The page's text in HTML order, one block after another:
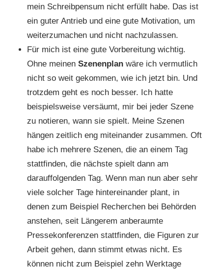
mein Schreibpensum nicht erfüllt habe. Das ist
ein guter Antrieb und eine gute Motivation, um
weiterzumachen und nicht nachzulassen.
Für mich ist eine gute Vorbereitung wichtig.
Ohne meinenSzenenplan wäre ich vermutlich
nicht so weit gekommen, wie ich jetzt bin. Und
trotzdem geht es noch besser. Ich hatte
beispielsweise versäumt, mir bei jeder Szene
zu notieren, wann sie spielt. Meine Szenen
hängen zeitlich eng miteinander zusammen. Oft
habe ich mehrere Szenen, die an einem Tag
stattfinden, die nächste spielt dann am
darauffolgenden Tag. Wenn man nun aber sehr
viele solcher Tage hintereinander plant, in
denen zum Beispiel Recherchen bei Behörden
anstehen, seit Längerem anberaumte
Pressekonferenzen stattfinden, die Figuren zur
Arbeit gehen, dann stimmt etwas nicht. Es
können nicht zum Beispiel zehn Werktage